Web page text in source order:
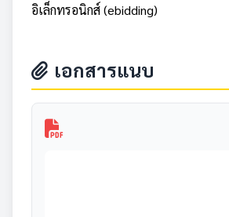
อิเล็กทรอนิกส์ (ebidding)
เอกสารแนบ